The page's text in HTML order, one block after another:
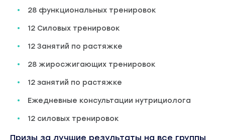
28 функциональных тренировок
12 Силовых тренировок
12 Занятий по растяжке
28 жиросжигающих тренировок
12 занятий по растяжке
Ежедневные консультации нутрициолога
12 силовых тренировок
Призы за лучшие результаты на все группы